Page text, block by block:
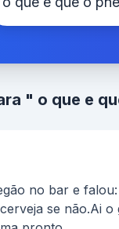
" o que e
no bar e falou:
se não.Ai o